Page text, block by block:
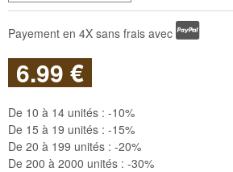
Payement en 4X sans frais avec
6.99 €
De 10 à 14 unités : -10%
De 15 à 19 unités : -15%
De 20 à 199 unités : -20%
De 200 à 2000 unités : -30%